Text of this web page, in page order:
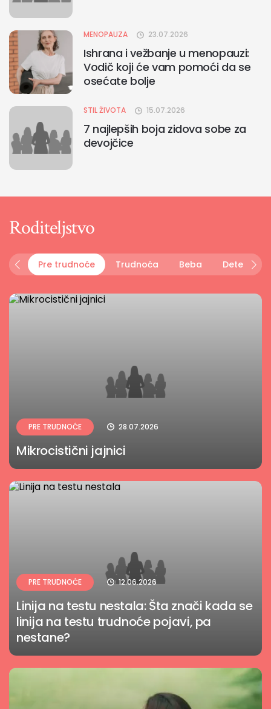
MENOPAUZA 23.07.2026
Ishrana i vežbanje u menopauzi:
Vodič koji će vam pomoći da se
osećate bolje
STIL ŽIVOTA 15.07.2026
7 najlepših boja zidova sobe za
devojčice
Roditeljstvo
Pre trudnoće Trudnoća Beba Dete
PRE TRUDNOĆE 28.07.2026
Mikrocistični jajnici
PRE TRUDNOĆE 12.06.2026
Linija na testu nestala: Šta znači kada se
linija na testu trudnoće pojavi, pa
nestane?